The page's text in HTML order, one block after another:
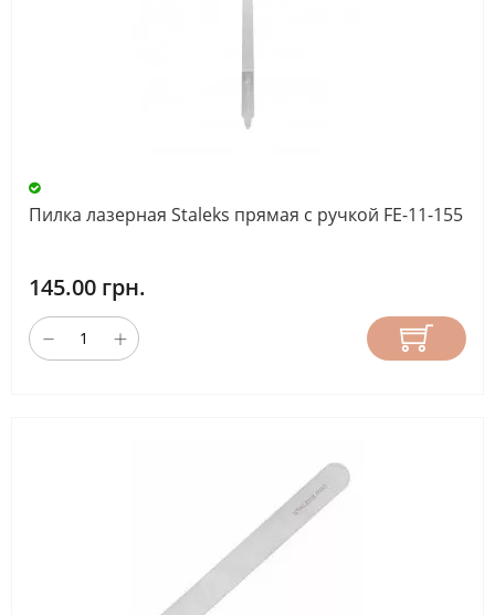
Пилка лазерная Staleks прямая с ручкой FE-11-155
145.00 грн.